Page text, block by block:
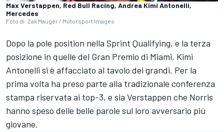
Max Verstappen, Red Bull Racing, Andrea Kimi Antonelli,
Mercedes
Foto di: Zak Mauger / Motorsport Images
Dopo la pole position nella Sprint Qualifying, e la terza
posizione in quelle del Gran Premio di Miami, Kimi
Antonelli si è affacciato al tavolo dei grandi. Per la
prima volta ha preso parte alla tradizionale conferenza
stampa riservata ai top-3, e sia Verstappen che Norris
hanno speso delle belle parole sul loro avversario più
giovane.